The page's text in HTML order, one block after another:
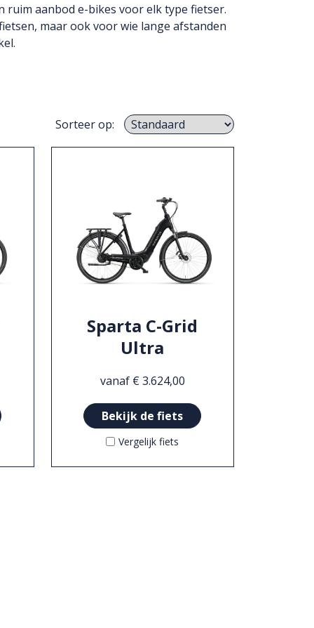
ruim aanbod e-bikes voor elk type fietser.
maar ook voor wie lange afstanden
Sorteer op:
Sparta C-Grid
Ultra
vanaf € 3.624,00
Bekijk de fiets
Vergelijk fiets